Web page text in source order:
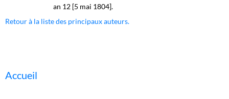
an 12 [5 mai 1804].
Retour à la liste des principaux auteurs.
Accueil